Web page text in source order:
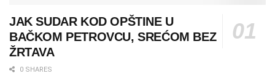
JAK SUDAR KOD OPŠTINE U
BAČKOM PETROVCU, SREĆOM BEZ
ŽRTAVA
0 SHARES